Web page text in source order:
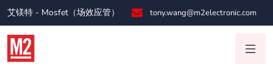
艾镁特 - Mosfet（场效应管） tony.wang@m2electronic.com